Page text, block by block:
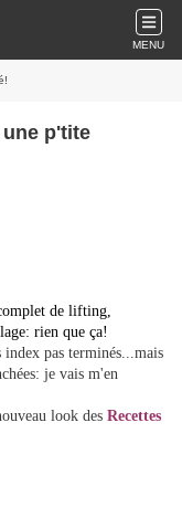
MENU
p'tite
de lifting,
rien que ça!
index pas terminés...mais
je vais m'en
look des Recettes